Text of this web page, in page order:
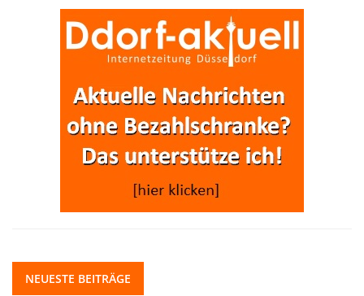
NEUESTE BEITRÄGE